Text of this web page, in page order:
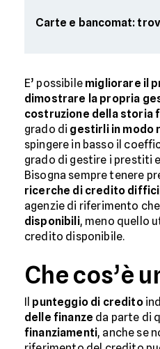
Carte e bancomat:
E’ possibile migliorare il
dimostrare la propria
costruzione della storia
grado di gestirli in modo
spingere in basso il
grado di gestire i prestiti
Bisogna sempre tenere
ricerche di credito
agenzie di riferimento
disponibili, meno quello
credito disponibile.
Che cos’è
Il punteggio di credito
delle finanze da parte di
finanziamenti, anche se